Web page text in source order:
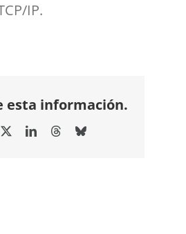
IP.
esta información.
LinkedInThreadsBluesky